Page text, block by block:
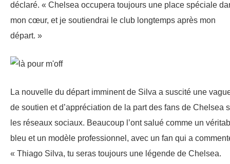
déclaré. « Chelsea occupera toujours une place spéciale
mon cœur, et je soutiendrai le club longtemps après mon
départ. »
La nouvelle du départ imminent de Silva a suscité une
de soutien et d’appréciation de la part des fans de Chelsea
les réseaux sociaux. Beaucoup l’ont salué comme un
bleu et un modèle professionnel, avec un fan qui a
« Thiago Silva, tu seras toujours une légende de Chelsea.